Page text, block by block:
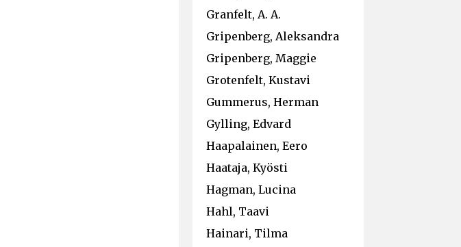
Granfelt, A. A.
Gripenberg, Aleksandra
Gripenberg, Maggie
Grotenfelt, Kustavi
Gummerus, Herman
Gylling, Edvard
Haapalainen, Eero
Haataja, Kyösti
Hagman, Lucina
Hahl, Taavi
Hainari, Tilma